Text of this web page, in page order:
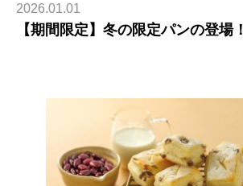
2026.01.01
【期間限定】冬の限定パンの登場！